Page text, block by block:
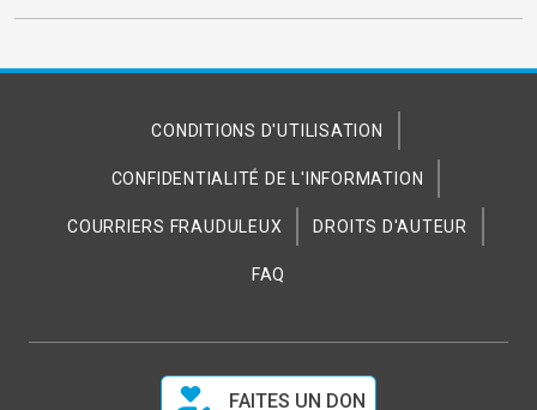
CONDITIONS D'UTILISATION
CONFIDENTIALITÉ DE L'INFORMATION
COURRIERS FRAUDULEUX DROITS D'AUTEUR
FAQ
FAITES UN DON